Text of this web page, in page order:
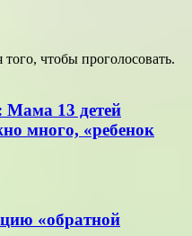
того, чтобы проголосовать.
Мама 13 детей
много, «ребенок
«обратной